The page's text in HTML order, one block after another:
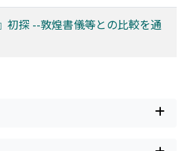
初探 --敦煌書儀等との比較を通